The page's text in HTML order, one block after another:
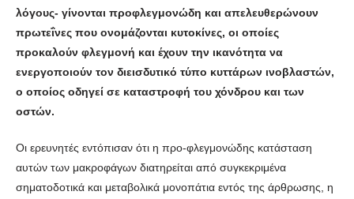
λόγους- γίνονται προφλεγμονώδη και απελευθερώνουν
πρωτεΐνες που ονομάζονται κυτοκίνες, οι οποίες
προκαλούν φλεγμονή και έχουν την ικανότητα να
ενεργοποιούν τον διεισδυτικό τύπο κυττάρων ινοβλαστών,
ο οποίος οδηγεί σε καταστροφή του χόνδρου και των
οστών.
Οι ερευνητές εντόπισαν ότι η προ-φλεγμονώδης κατάσταση
αυτών των μακροφάγων διατηρείται από συγκεκριμένα
σηματοδοτικά και μεταβολικά μονοπάτια εντός της άρθρωσης, η